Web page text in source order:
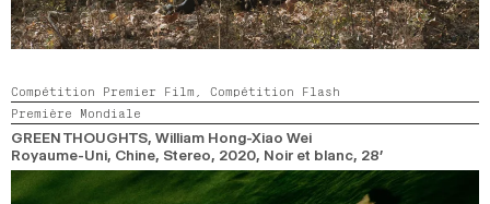
Compétition Premier Film, Compétition Flash
Première Mondiale
GREEN THOUGHTS, William Hong-Xiao Wei
Royaume-Uni, Chine, Stereo, 2020, Noir et blanc, 28’